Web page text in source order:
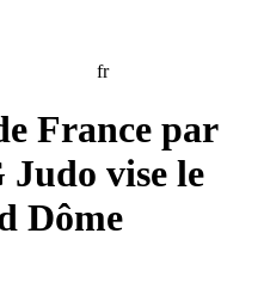
fr
France par
Judo vise le
Dôme